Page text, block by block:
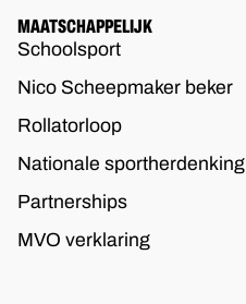
MAATSCHAPPELIJK
Schoolsport
Nico Scheepmaker beker
Rollatorloop
Nationale sportherdenking
Partnerships
MVO verklaring